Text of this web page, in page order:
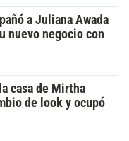
a Juliana Awada
nuevo negocio con
casa de Mirtha
de look y ocupó